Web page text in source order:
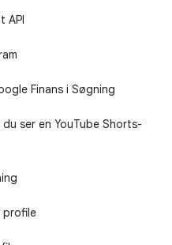
API
Finans i Søgning
ser en YouTube Shorts-
profile